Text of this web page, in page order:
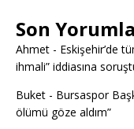
Son
Ahmet - Eskişehir’de
ihmali” iddiasına
Buket - Bursaspor
ölümü göze aldım”